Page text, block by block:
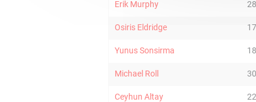
Erik Murphy 28
Osiris Eldridge 17
Yunus Sonsirma 18
Michael Roll 30
Ceyhun Altay 22